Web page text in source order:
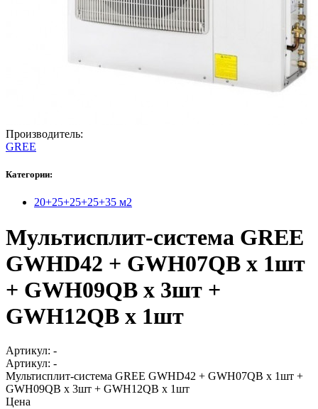
Производитель:
GREE
Категории:
20+25+25+25+35 м2
Мультисплит-система GREE
GWHD42 + GWH07QB х 1шт
+ GWH09QB х 3шт +
GWH12QB х 1шт
Артикул: -
Артикул: -
Мультисплит-система GREE GWHD42 + GWH07QB х 1шт +
GWH09QB х 3шт + GWH12QB х 1шт
Цена